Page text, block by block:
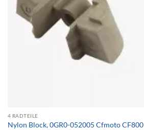
4 RADTEILE
Nylon Block, 0GR0-052005 Cfmoto CF800